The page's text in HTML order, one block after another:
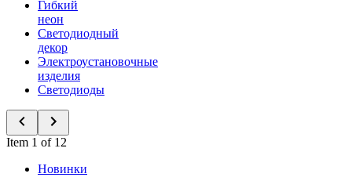
Гибкий
неон
Светодиодный
декор
Электроустановочные
изделия
Светодиоды
Item 1 of 12
Новинки